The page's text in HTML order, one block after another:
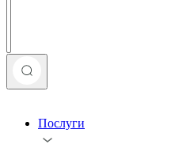
Послуги